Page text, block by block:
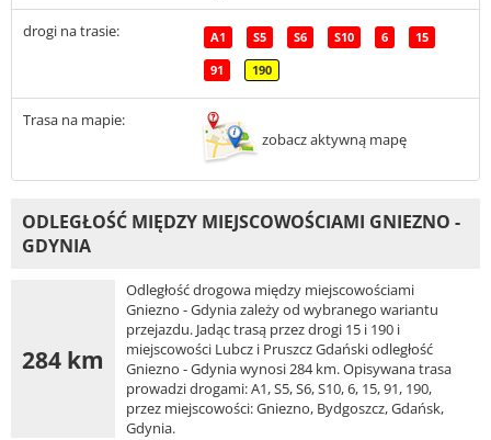
drogi na trasie: A1 S5 S6 S10 6 15
91 190
Trasa na mapie:
zobacz aktywną mapę
ODLEGŁOŚĆ MIĘDZY MIEJSCOWOŚCIAMI GNIEZNO -
GDYNIA
284 km
Odległość drogowa między miejscowościami
Gniezno - Gdynia zależy od wybranego wariantu
przejazdu. Jadąc trasą przez drogi 15 i 190 i
miejscowości Lubcz i Pruszcz Gdański odległość
Gniezno - Gdynia wynosi 284 km. Opisywana trasa
prowadzi drogami: A1, S5, S6, S10, 6, 15, 91, 190,
przez miejscowości: Gniezno, Bydgoszcz, Gdańsk,
Gdynia.